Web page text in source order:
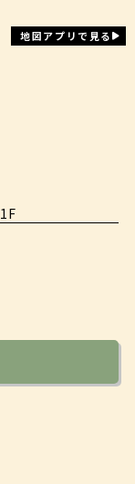
地図アプリで見る